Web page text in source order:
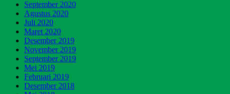
September 2020
Agustus 2020
Juli 2020
Maret 2020
Desember 2019
November 2019
September 2019
Mei 2019
Februari 2019
Desember 2018